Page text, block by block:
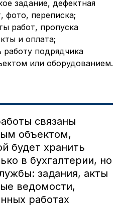
задание, дефектная
фото, переписка;
работ, пропуска
и оплата;
работу подрядчика
или оборудованием.
связаны
объектом,
будет хранить
в бухгалтерии, но
задания, акты
ведомости,
работах